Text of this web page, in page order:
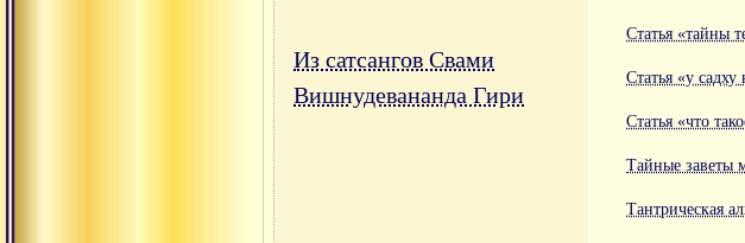
Из сатсангов Свами
Вишнудевананда Гири
Статья «тайны
Статья «у садху
Статья «что
Тайные заветы
Тантрическая